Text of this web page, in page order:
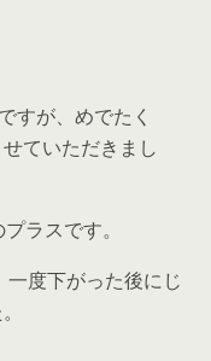
すが、めでたく
ていただきまし
ラスです。
度下がった後にじ